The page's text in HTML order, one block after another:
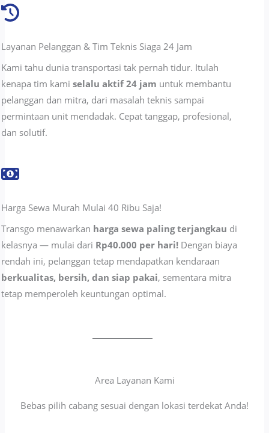
Layanan Pelanggan & Tim Teknis Siaga 24 Jam
Kami tahu dunia transportasi tak pernah tidur. Itulah
kenapa tim kamiselalu aktif 24 jam untuk membantu
pelanggan dan mitra, dari masalah teknis sampai
permintaan unit mendadak. Cepat tanggap, profesional,
dan solutif.
Harga Sewa Murah Mulai 40 Ribu Saja!
Transgo menawarkan harga sewa paling terjangkau di
kelasnya — mulai dari Rp40.000 per hari! Dengan biaya
rendah ini, pelanggan tetap mendapatkan kendaraan
berkualitas, bersih, dan siap pakai, sementara mitra
tetap memperoleh keuntungan optimal.
Area Layanan Kami
Bebas pilih cabang sesuai dengan lokasi terdekat Anda!